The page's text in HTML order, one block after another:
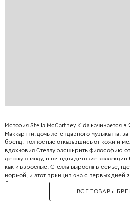
История Stella McCartney Kids начинается в
Маккартни, дочь легендарного музыканта,
бренд, полностью отказавшись от кожи и
вдохновил Стеллу расширить философию
детскую моду, и сегодня детские
как и взрослые. Стелла выросла в семье,
нормой, и этот принцип она с первых дней
бренда. Бренд использует только
материалы: органический хлопок,
из вторичного сырья и запатентованные
ВСЕ ТОВАРЫ